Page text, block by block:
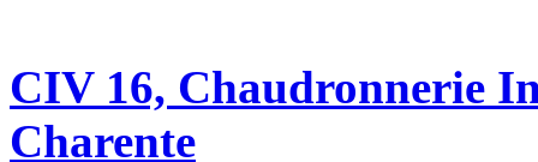
CIV 16, Chaudronnerie
Charente